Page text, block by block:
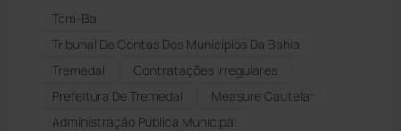
Tcm-Ba
Tribunal De Contas Dos Municípios Da Bahia
Tremedal
Contratações Irregulares
Prefeitura De Tremedal
Measure Cautelar
Administração Pública Municipal